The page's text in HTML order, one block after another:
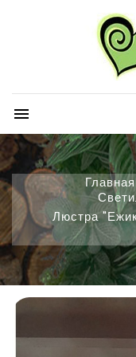
Добавить в
Create new list
Create
You need to be

Главная
Люстра